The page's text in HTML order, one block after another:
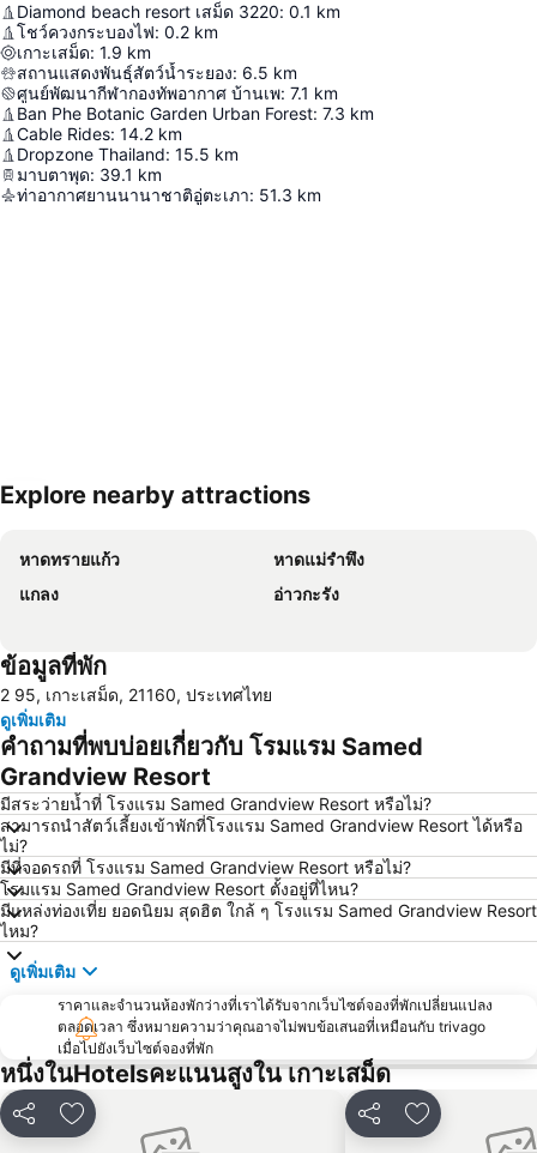
Diamond beach resort เสม็ด 3220: 0.1 km
โชว์ควงกระบองไฟ: 0.2 km
เกาะเสม็ด: 1.9 km
สถานแสดงพันธุ์สัตว์น้ำระยอง: 6.5 km
ศูนย์พัฒนากีฬากองทัพอากาศ บ้านเพ: 7.1 km
Ban Phe Botanic Garden Urban Forest: 7.3 km
Cable Rides: 14.2 km
Dropzone Thailand: 15.5 km
มาบตาพุด: 39.1 km
ท่าอากาศยานนานาชาติอู่ตะเภา: 51.3 km
Explore nearby attractions
หาดทรายแก้ว
หาดแม่รำพึง
แกลง
อ่าวกะรัง
ข้อมูลที่พัก
2 95, เกาะเสม็ด, 21160, ประเทศไทย
ดูเพิ่มเติม
คำถามที่พบบ่อยเกี่ยวกับ โรมแรม Samed
Grandview Resort
มีสระว่ายน้ำที่ โรงแรม Samed Grandview Resort หรือไม่?
สามารถนำสัตว์เลี้ยงเข้าพักที่โรงแรม Samed Grandview Resort ได้หรือ
ไม่?
มีที่จอดรถที่ โรงแรม Samed Grandview Resort หรือไม่?
โรมแรม Samed Grandview Resort ตั้งอยู่ที่ไหน?
มีแหล่งท่องเที่ย ยอดนิยม สุดฮิต ใกล้ ๆ โรงแรม Samed Grandview Resort
ไหม?
ดูเพิ่มเติม
ราคาและจำนวนห้องพักว่างที่เราได้รับจากเว็บไซต์จองที่พักเปลี่ยนแปลง
ตลอดเวลา ซึ่งหมายความว่าคุณอาจไม่พบข้อเสนอที่เหมือนกับ trivago
เมื่อไปยังเว็บไซต์จองที่พัก
หนึ่งในHotelsคะแนนสูงใน เกาะเสม็ด
แชร์ เพิ่มในรายการโปรด แชร์ เพิ่มในรายกา